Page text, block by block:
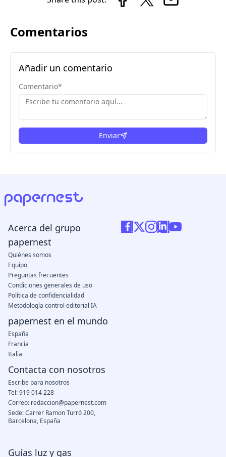
Comentarios
Añadir un comentario
Comentario*
Enviar
Guías luz y gas
Acerca del grupo
papernest
Quiénes somos
Equipo
Preguntas frecuentes
Condiciones generales de uso
Política de confidencialidad
Metodología control editorial IA
papernest en el mundo
España
Francia
Italia
Contacta con nosotros
Escribe para nosotros
Tel: 919 014 228
Correo: redaccion@papernest.com
Sede: Carrer Ramon Turró 200,
Barcelona, España